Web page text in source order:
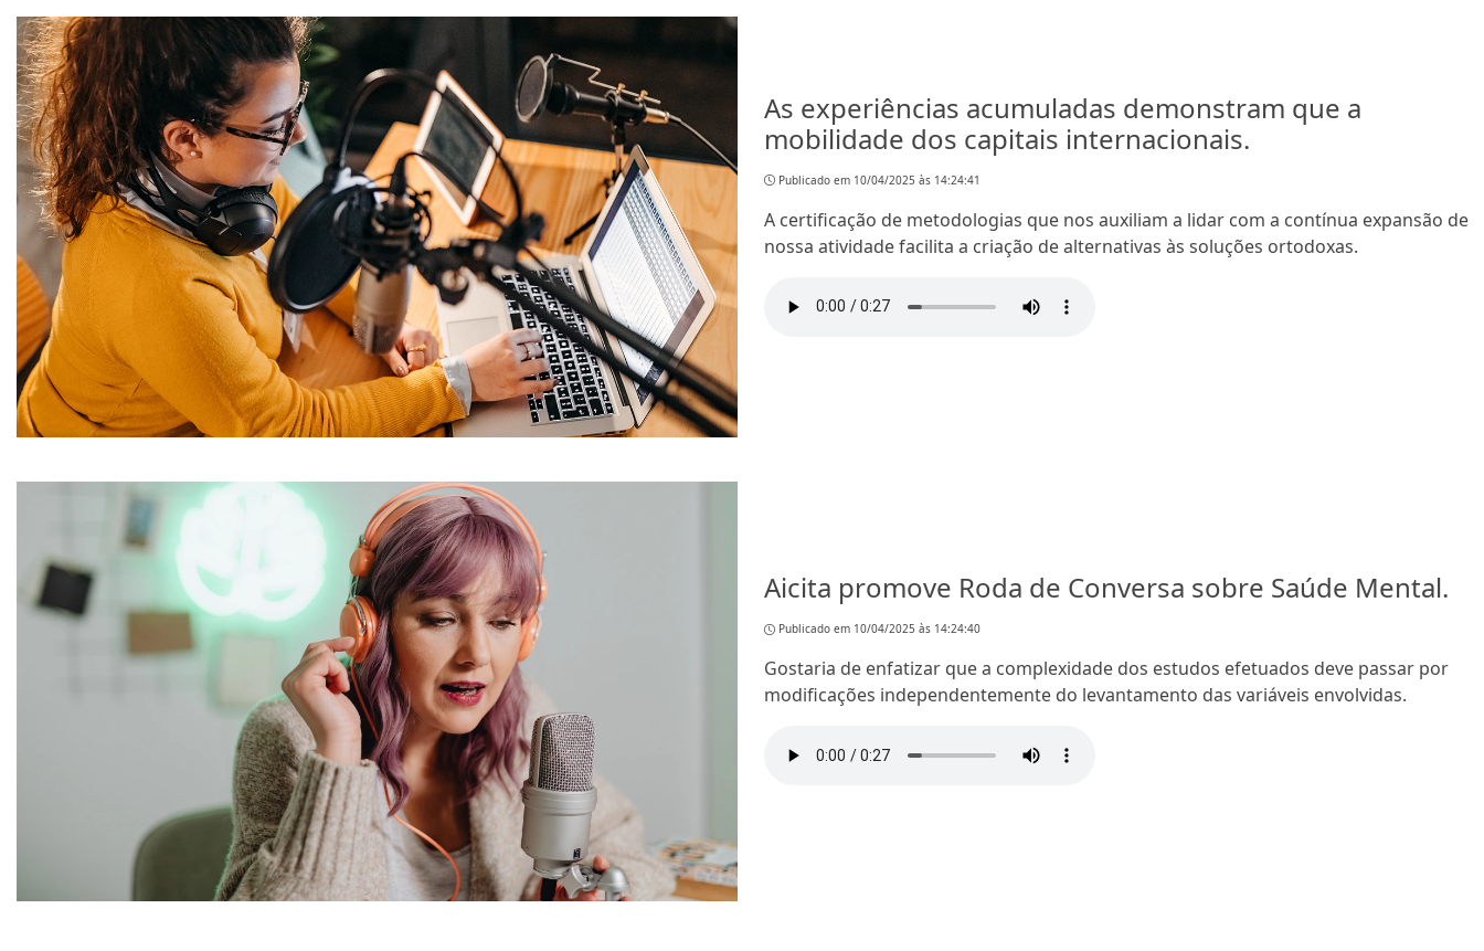
As experiências acumuladas demonstram que a
mobilidade dos capitais internacionais.
Publicado em 10/04/2025 às 14:24:41
A certificação de metodologias que nos auxiliam a lidar com a contínua expansão de
nossa atividade facilita a criação de alternativas às soluções ortodoxas.
Aicita promove Roda de Conversa sobre Saúde Mental.
Publicado em 10/04/2025 às 14:24:40
Gostaria de enfatizar que a complexidade dos estudos efetuados deve passar por
modificações independentemente do levantamento das variáveis envolvidas.